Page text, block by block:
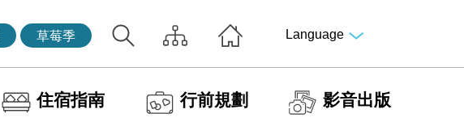
草莓季 Language
住宿指南 行前規劃 影音出版